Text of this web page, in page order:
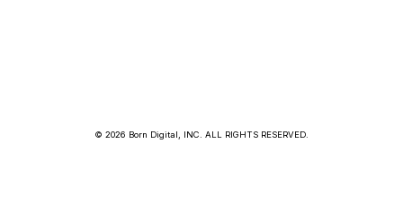
© 2026 Born Digital, INC. ALL RIGHTS RESERVED.